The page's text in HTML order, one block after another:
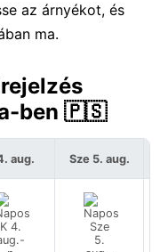
az árnyékot, és
ma.
ben 🇵🇸
aug. Sze 5. aug.